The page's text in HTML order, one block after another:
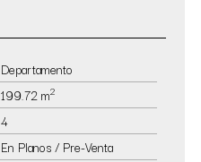
Departamento
199.72 m2
4
En Planos / Pre-Venta